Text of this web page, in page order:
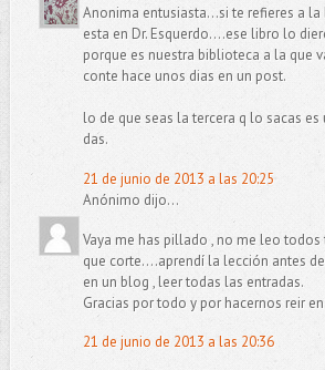
Anonima entusiasta...si te refieres a
esta en Dr. Esquerdo....ese libro lo
porque es nuestra biblioteca a la que
conte hace unos dias en un post.
lo de que seas la tercera q lo sacas
das.
21 de junio de 2013 a las 20:25
Anónimo dijo...
Vaya me has pillado , no me leo
que corte....aprendí la lección antes
en un blog , leer todas las entradas.
Gracias por todo y por hacernos reir
21 de junio de 2013 a las 20:36